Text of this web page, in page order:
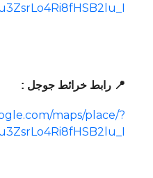
📍 رابط خرائط جوجل :
maps/place/?